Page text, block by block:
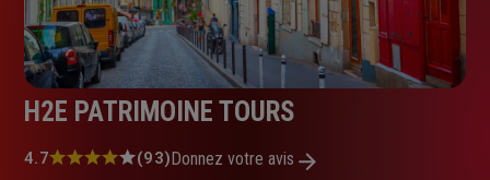
H2E PATRIMOINE TOURS
Note
4.7 (93)Donnez votre avis